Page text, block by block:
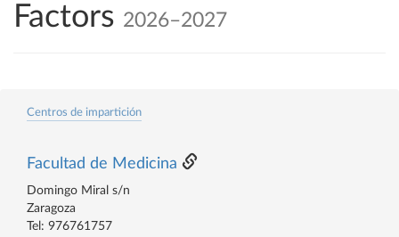
Factors 2026–2027
Centros de impartición
Facultad de Medicina
Domingo Miral s/n
Zaragoza
Tel: 976761757